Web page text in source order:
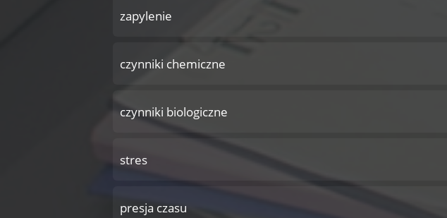
zapylenie
czynniki chemiczne
czynniki biologiczne
stres
presja czasu